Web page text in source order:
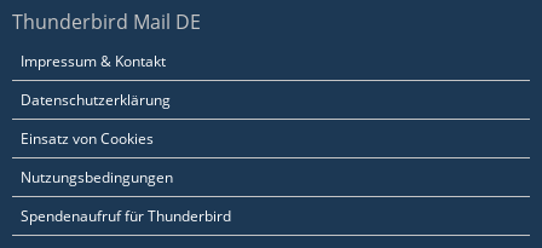
Thunderbird Mail DE
Impressum & Kontakt
Datenschutzerklärung
Einsatz von Cookies
Nutzungsbedingungen
Spendenaufruf für Thunderbird